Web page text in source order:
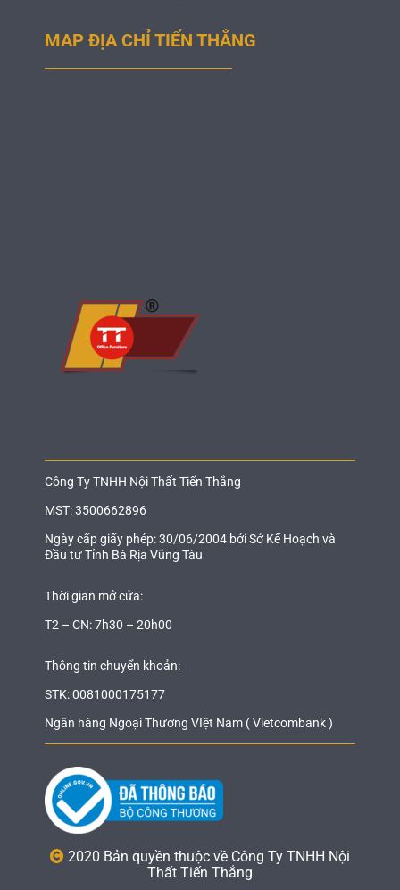
MAP ĐỊA CHỈ TIẾN THẮNG
Công Ty TNHH Nội Thất Tiến Thắng
MST: 3500662896
Ngày cấp giấy phép: 30/06/2004 bởi Sở Kế Hoạch và
Đầu tư Tỉnh Bà Rịa Vũng Tàu
Thời gian mở cửa:
T2 – CN: 7h30 – 20h00
Thông tin chuyển khoản:
STK: 0081000175177
Ngân hàng Ngoại Thương VIệt Nam ( Vietcombank )
2020 Bản quyền thuộc về Công Ty TNHH Nội
Thất Tiến Thắng